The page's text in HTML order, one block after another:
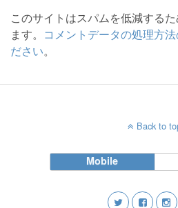
このサイトはスパムを低減する
ます。 コメントデータの処理方
ださい。
Back to
Mobile